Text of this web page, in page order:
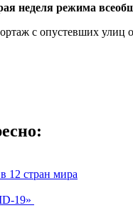
неделя режима
с опустевших улиц
12 стран мира
19»